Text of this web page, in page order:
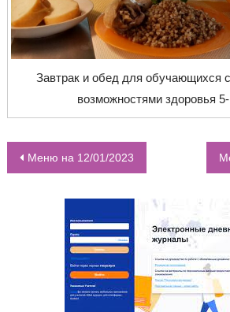
Завтрак и обед для обучающихся
возможностями здоровья
НАВИГАЦИЯ ПО ЗАПИСЯМ
Меню на 12/01/2023